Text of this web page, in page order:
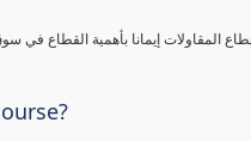
إيمانا بأهمية القطاع في سوق